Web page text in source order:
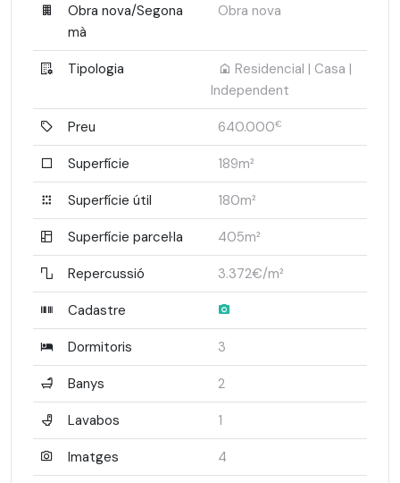
Obra nova/Segona
mà
Obra nova
Tipologia
Residencial | Casa |
Independent
Preu 640.000€
Superfície 189m²
Superfície útil 180m²
Superfície parcel·la 405m²
Repercussió 3.372€/m²
Cadastre
Dormitoris 3
Banys 2
Lavabos 1
Imatges 4